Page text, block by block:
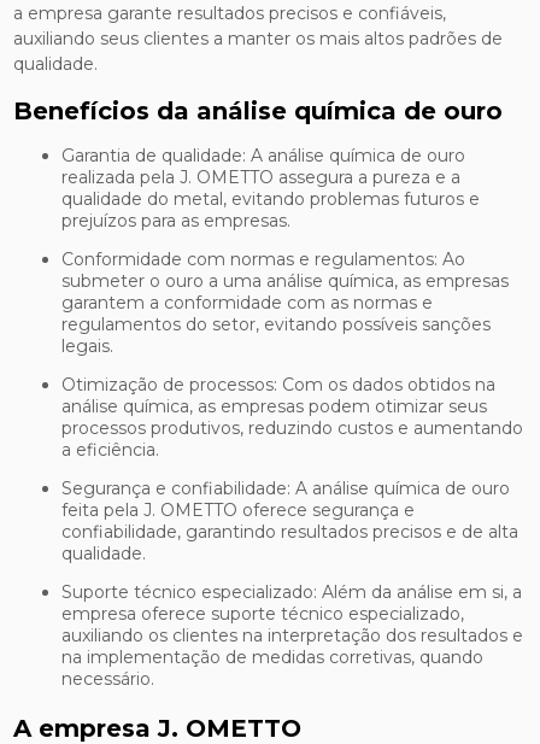
a empresa garante resultados precisos e confiáveis,
auxiliando seus clientes a manter os mais altos padrões de
qualidade.
Benefícios da análise química de ouro
Garantia de qualidade: A análise química de ouro
realizada pela J. OMETTO assegura a pureza e a
qualidade do metal, evitando problemas futuros e
prejuízos para as empresas.
Conformidade com normas e regulamentos: Ao
submeter o ouro a uma análise química, as empresas
garantem a conformidade com as normas e
regulamentos do setor, evitando possíveis sanções
legais.
Otimização de processos: Com os dados obtidos na
análise química, as empresas podem otimizar seus
processos produtivos, reduzindo custos e aumentando
a eficiência.
Segurança e confiabilidade: A análise química de ouro
feita pela J. OMETTO oferece segurança e
confiabilidade, garantindo resultados precisos e de alta
qualidade.
Suporte técnico especializado: Além da análise em si, a
empresa oferece suporte técnico especializado,
auxiliando os clientes na interpretação dos resultados e
na implementação de medidas corretivas, quando
necessário.
A empresa J. OMETTO